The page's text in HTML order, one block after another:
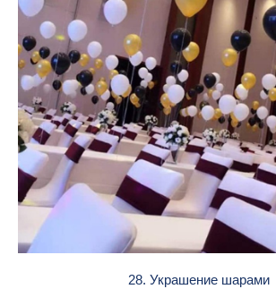
28. Украшение шарами